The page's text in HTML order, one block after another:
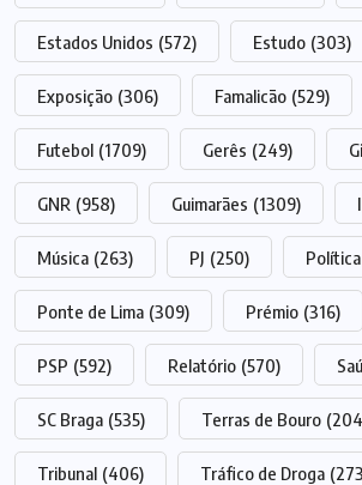
Estados Unidos (572) Estudo (303)
Exposição (306) Famalicão (529)
Futebol (1709) Gerês (249)
GNR (958) Guimarães (1309)
Música (263) PJ (250) Política
Ponte de Lima (309) Prémio (316)
PSP (592) Relatório (570)
SC Braga (535) Terras de Bouro
Tribunal (406) Tráfico de Droga